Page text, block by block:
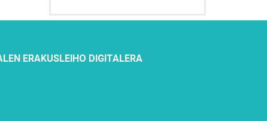
ERAKUSLEIHO DIGITALERA